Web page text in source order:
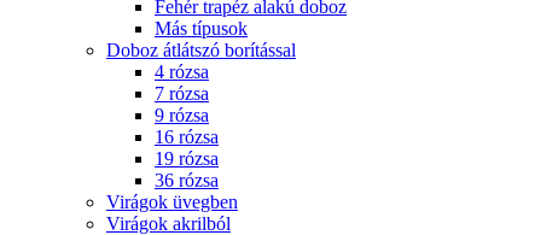
Fehér trapéz alakú doboz
Más típusok
Doboz átlátszó borítással
4 rózsa
7 rózsa
9 rózsa
16 rózsa
19 rózsa
36 rózsa
Virágok üvegben
Virágok akrilból